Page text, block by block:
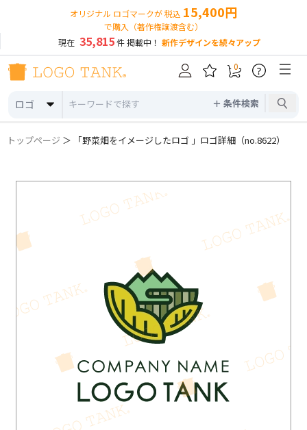
オリジナル ロゴマークが 税込 15,400円
で購入（著作権譲渡含む）
現在 35,815件 掲載中！ 新作デザインを続々アップ
ロゴ ＋ 条件検索
0 ?
トップページ ＞ 「野菜畑をイメージしたロゴ 」ロゴ詳細（no.8622）